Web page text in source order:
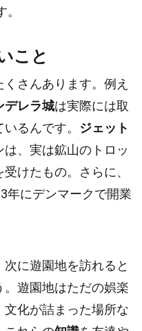
こと
くさんあります。例え
デレラ城は実際には取
るんです。 ジェット
、実は鉱山のトロッ
けたもの。さらに、
年にデンマークで開業
次に遊園地を訪れると
。遊園地はただの娯楽
化が詰まった場所な